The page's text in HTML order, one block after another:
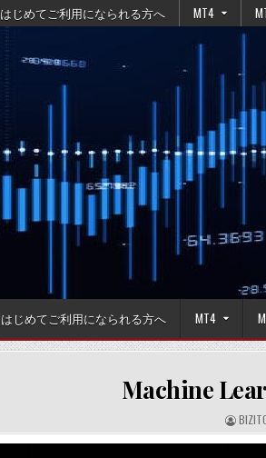
はじめてご利用になられる方へ MT4
はじめてご利用になられる方へ MT4
Machine
A
U
T